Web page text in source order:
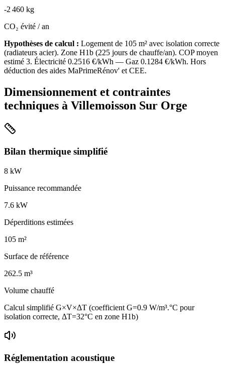
-2 460 kg
CO₂ évité / an
Hypothèses de calcul : Logement de 105 m² avec isolation correcte
(radiateurs acier). Zone H1b (225 jours de chauffe/an). COP moyen
estimé 3. Électricité 0.2516 €/kWh — Gaz 0.1284 €/kWh. Hors
déduction des aides MaPrimeRénov' et CEE.
Dimensionnement et contraintes
techniques à Villemoisson Sur Orge
Bilan thermique simplifié
8 kW
Puissance recommandée
7.6 kW
Déperditions estimées
105 m²
Surface de référence
262.5 m³
Volume chauffé
Calcul simplifié G×V×ΔT (coefficient G=0.9 W/m³.°C pour
isolation correcte, ΔT=32°C en zone H1b)
Réglementation acoustique